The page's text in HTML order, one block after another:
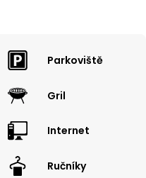
Parkoviště
Gril
Internet
Ručníky